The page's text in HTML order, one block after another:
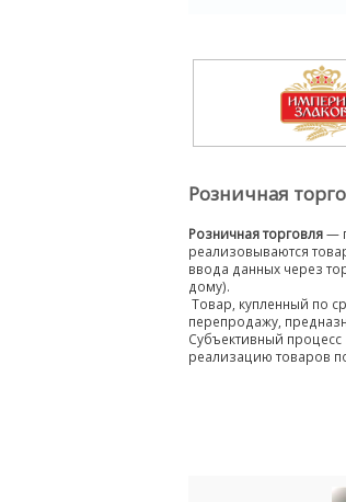
Розничная
Розничная торговля—
реализовываются
ввода данных через
дому).
Товар, купленный по
перепродажу,
Субъективный процесс
реализацию товаров